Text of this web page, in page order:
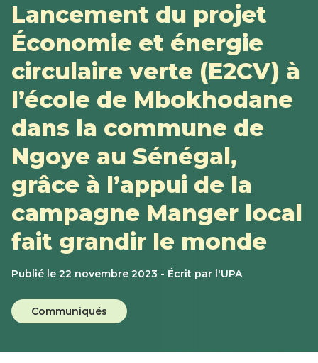
Lancement du projet
Économie et énergie
circulaire verte (E2CV) à
l’école de Mbokhodane
dans la commune de
Ngoye au Sénégal,
grâce à l’appui de la
campagne Manger local
fait grandir le monde
Publié le 22 novembre 2023 - Écrit par l'UPA
Catégorie
Communiqués